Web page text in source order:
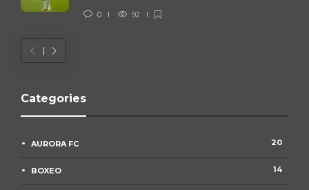
0 92
Categories
AURORA FC 20
BOXEO 14